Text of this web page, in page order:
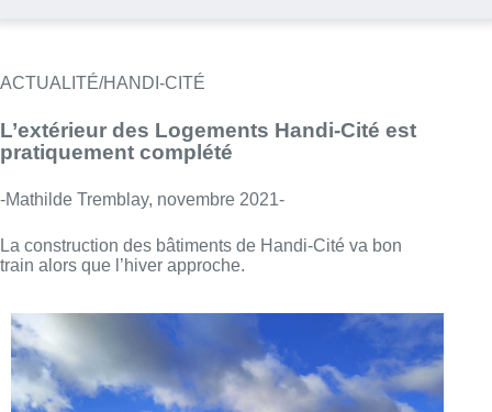
ACTUALITÉ/HANDI-CITÉ
L’extérieur des Logements Handi-Cité est
pratiquement complété
-Mathilde Tremblay, novembre 2021-
La construction des bâtiments de Handi-Cité va bon
train alors que l’hiver approche.